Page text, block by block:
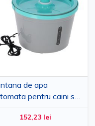
de apa
pentru caini si
1.6L
152,23 lei
Lista
de
Dorinte